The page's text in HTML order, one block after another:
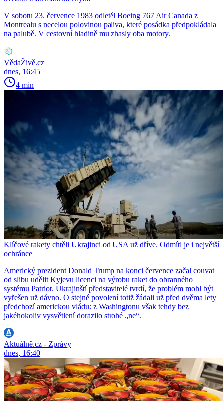
V sobotu 23. července 1983 odletěl Boeing 767 Air Canada z
Montrealu s necelou polovinou paliva, které posádka předpokládala
na palubě. V cestovní hladině mu zhasly oba motory.
VědaŽivě.cz
dnes, 16:45
4 min
Klíčové rakety chtěli Ukrajinci od USA už dříve. Odmítl je i největší
ochránce
Americký prezident Donald Trump na konci července začal couvat
od slibu udělit Kyjevu licenci na výrobu raket do obranného
systému Patriot. Ukrajinští představitelé tvrdí, že problém mohl být
vyřešen už dávno. O stejné povolení totiž žádali už před dvěma lety
předchozí americkou vládu: z Washingtonu však tehdy bez
jakéhokoliv vysvětlení dorazilo strohé „ne“.
Aktuálně.cz - Zprávy
dnes, 16:40